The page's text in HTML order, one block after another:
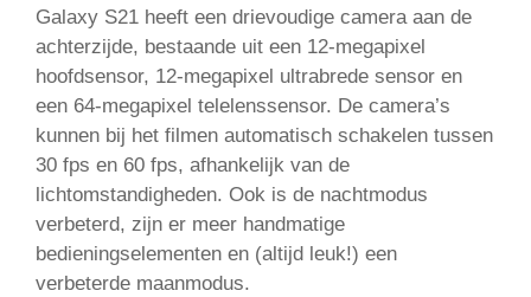
Galaxy S21 heeft een drievoudige camera aan de
achterzijde, bestaande uit een 12-megapixel
hoofdsensor, 12-megapixel ultrabrede sensor en
een 64-megapixel telelenssensor. De camera’s
kunnen bij het filmen automatisch schakelen tussen
30 fps en 60 fps, afhankelijk van de
lichtomstandigheden. Ook is de nachtmodus
verbeterd, zijn er meer handmatige
bedieningselementen en (altijd leuk!) een
verbeterde maanmodus.